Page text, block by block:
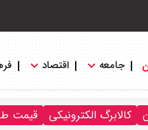
جامعه اقتصاد
کالابرگ الکترونیکی قیمت